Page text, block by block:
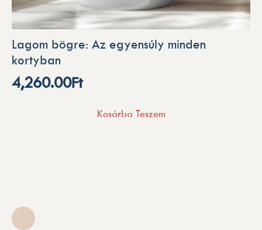
Lagom bögre: Az egyensúly minden
kortyban
4,260.00Ft
Kosárba Teszem